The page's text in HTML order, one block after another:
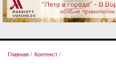
Главная / Контекст /